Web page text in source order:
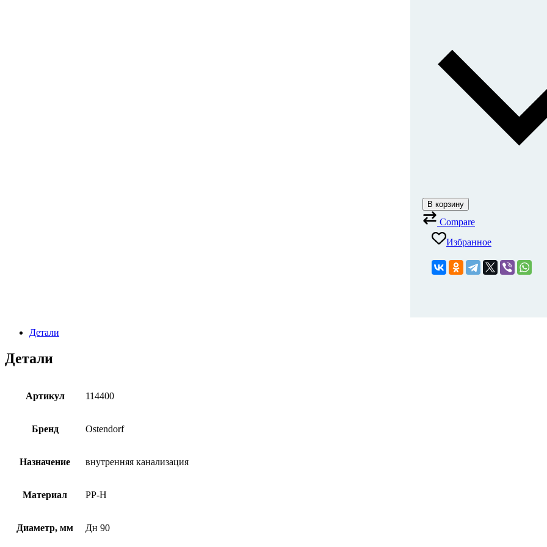
В корзину
Compare
Избранное
Детали
Детали
Артикул 114400
Бренд Ostendorf
Назначение внутренняя канализация
Материал PP-H
Диаметр, мм Дн 90